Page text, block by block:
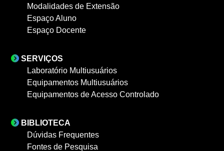
Modalidades de Extensão
Espaço Aluno
Espaço Docente
SERVIÇOS
Laboratório Multiusuários
Equipamentos Multiusuários
Equipamentos de Acesso Controlado
BIBLIOTECA
Dúvidas Frequentes
Fontes de Pesquisa